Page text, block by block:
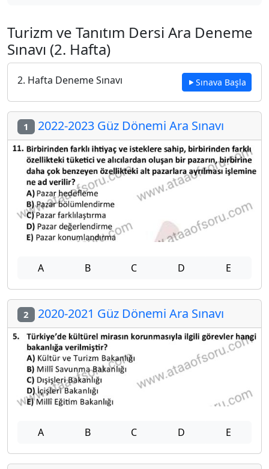
Turizm ve Tanıtım Dersi Ara Deneme
Sınavı (2. Hafta)
2. Hafta Deneme Sınavı Sınava Başla
1 2022-2023 Güz Dönemi Ara Sınavı
A B C D E
2 2020-2021 Güz Dönemi Ara Sınavı
A B C D E